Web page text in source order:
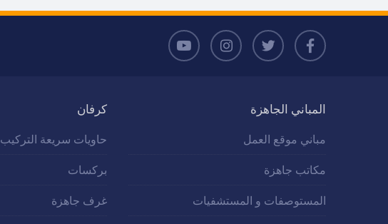
المباني الجاهزة
مباني موقع العمل
مكاتب جاهزة
المستوصفات و المستشفيات
كرفان
حاويات سريعة التركيب
بركسات
غرف جاهزة